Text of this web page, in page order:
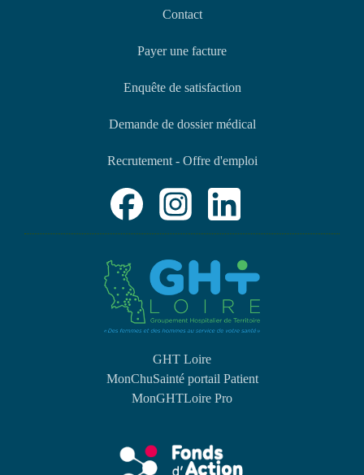
Contact
Payer une facture
Enquête de satisfaction
Demande de dossier médical
Recrutement - Offre d'emploi
GHT Loire
MonChuSainté portail Patient
MonGHTLoire Pro